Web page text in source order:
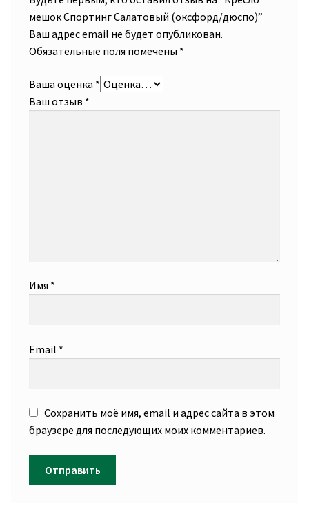
мешок Спортинг Салатовый (оксфорд/дюспо)”
Ваш адрес email не будет опубликован.
Обязательные поля помечены *
Ваша оценка *
Ваш отзыв *
Имя *
Email *
Сохранить моё имя, email и адрес сайта в этом
браузере для последующих моих комментариев.